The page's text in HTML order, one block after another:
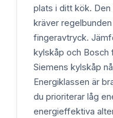
plats i ditt kök.
kräver
fingeravtryck.
kylskåp och Bosch
Siemens kylskåp
Energiklassen är
du prioriterar låg
energieffektiva